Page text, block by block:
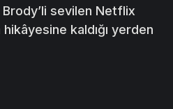
sevilen Netflix
kaldığı yerden